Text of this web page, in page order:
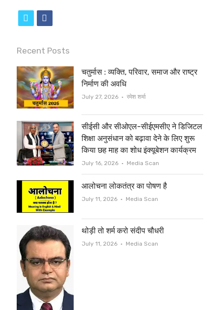
i
t
t
e
r
c
e
b
o
o
k
Recent Posts
चतुर्मास : व्यक्ति, परिवार, समाज और राष्ट्र
निर्माण की अवधि
July 27, 2026 Author
रमेश शर्मा
सीईसी और सीओएल-सीईएमसीए ने डिजिटल
शिक्षा अनुसंधान को बढ़ावा देने के लिए शुरू
किया छह माह का शोध इंक्यूबेशन कार्यक्रम
July 16, 2026 Author
Media Scan
आलोचना लोकतंत्र का पोषण है
July 11, 2026 Author
Media Scan
थोड़ी तो शर्म करो संदीप चौधरी
July 11, 2026 Author
Media Scan